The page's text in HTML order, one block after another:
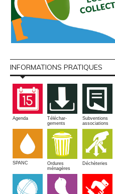
INFORMATIONS PRATIQUES
Agenda
Téléchar-
gements
Subventions
associations
SPANC
Ordures
ménagères
Déchèteries